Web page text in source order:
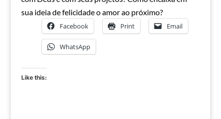
sua ideia de felicidade o amor ao próximo?
Facebook Print Email
WhatsApp
Like this: